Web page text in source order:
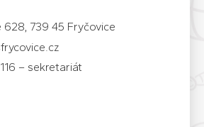
628, 739 45 Fryčovice
– sekretariát